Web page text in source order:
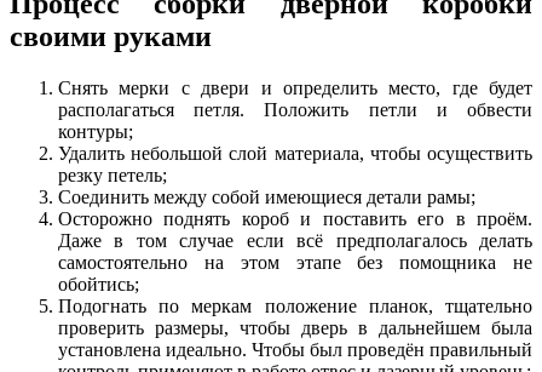
своими руками
Снять мерки с двери и определить место, где будет
располагаться петля. Положить петли и обвести
контуры;
Удалить небольшой слой материала, чтобы осуществить
резку петель;
Соединить между собой имеющиеся детали рамы;
Осторожно поднять короб и поставить его в проём.
Даже в том случае если всё предполагалось делать
самостоятельно на этом этапе без помощника не
обойтись;
Подогнать по меркам положение планок, тщательно
проверить размеры, чтобы дверь в дальнейшем была
установлена идеально. Чтобы был проведён правильный